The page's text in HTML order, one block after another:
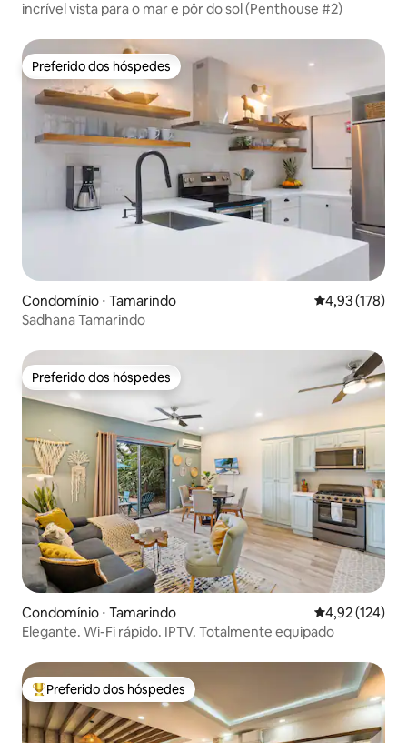
incrível vista para o mar e pôr do sol (Penthouse #2)
Preferido dos hóspedes
Preferido dos hóspedes
Condomínio ⋅ Tamarindo 4,93 de uma
4,93 (178)
Sadhana Tamarindo
Preferido dos hóspedes
Preferido dos hóspedes
Condomínio ⋅ Tamarindo 4,92 de uma
4,92 (124)
Elegante. Wi-Fi rápido. IPTV. Totalmente equipado
Entre os melhores preferidos dos hóspedes
Preferido dos hóspedes